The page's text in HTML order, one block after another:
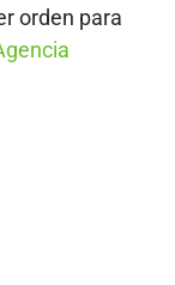
orden para